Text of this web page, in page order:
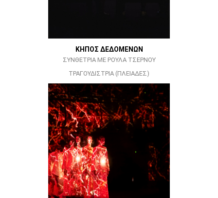
ΚΗΠΟΣ ΔΕΔΟΜΕΝΩΝ
ΣΥΝΘΕΤΡΙΑ ΜΕ ΡΟΥΛΑ ΤΣΕΡΝΟΥ
ΤΡΑΓΟΥΔΙΣΤΡΙΑ (ΠΛΕΙΑΔΕΣ)